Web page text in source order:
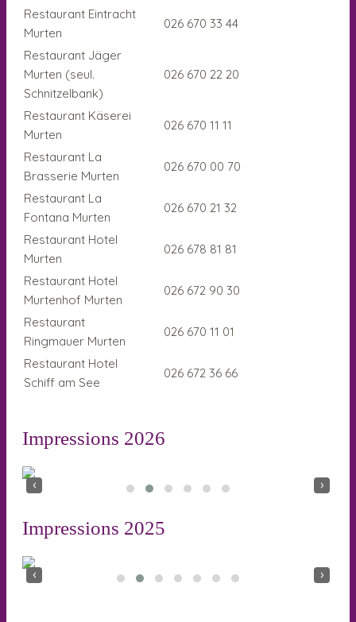
Restaurant Eintracht
Murten
026 670 33 44
Restaurant Jäger
Murten (seul.
Schnitzelbank)
026 670 22 20
Restaurant Käserei
Murten
026 670 11 11
Restaurant La
Brasserie Murten
026 670 00 70
Restaurant La
Fontana Murten
026 670 21 32
Restaurant Hotel
Murten
026 678 81 81
Restaurant Hotel
Murtenhof Murten
026 672 90 30
Restaurant
Ringmauer Murten
026 670 11 01
Restaurant Hotel
Schiff am See
026 672 36 66
Impressions 2026
‹ ›
Impressions 2025
‹ ›